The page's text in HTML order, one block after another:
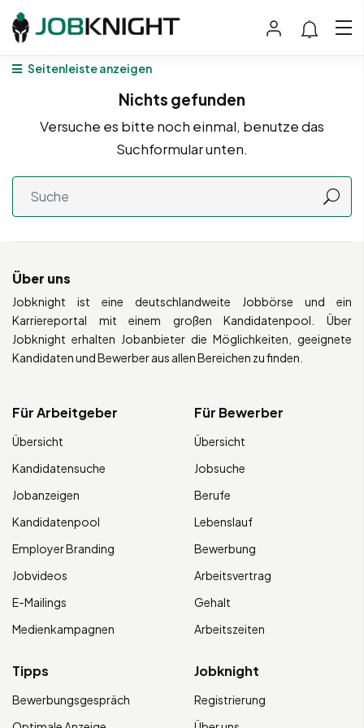
Seitenleiste anzeigen
Nichts gefunden
Versuche es bitte noch einmal, benutze das
Suchformular unten.
Über uns
Jobknight ist eine deutschlandweite Jobbörse und ein
Karriereportal mit einem großen Kandidatenpool. Über
Jobknight erhalten Jobanbieter die Möglichkeiten, geeignete
Kandidaten und Bewerber aus allen Bereichen zu finden.
Für Arbeitgeber
Übersicht
Kandidatensuche
Jobanzeigen
Kandidatenpool
Employer Branding
Jobvideos
E-Mailings
Medienkampagnen
Für Bewerber
Übersicht
Jobsuche
Berufe
Lebenslauf
Bewerbung
Arbeitsvertrag
Gehalt
Arbeitszeiten
Tipps
Bewerbungsgespräch
Jobknight
Registrierung